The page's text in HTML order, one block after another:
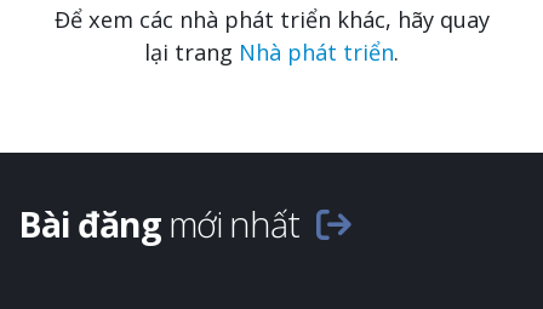
Để xem các nhà phát triển khác, hãy quay
lại trang Nhà phát triển.
Bài đăng mới nhất